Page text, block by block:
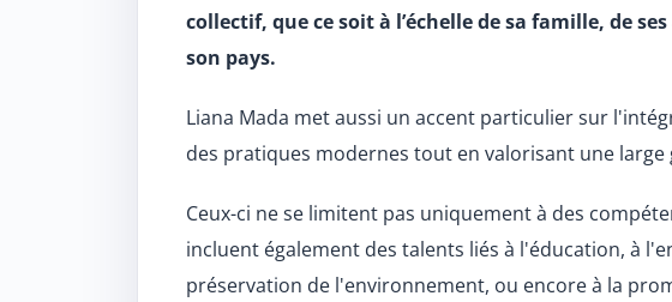
collectif, que ce soit à l’échelle de sa famille, de
son pays.
Liana Mada met aussi un accent particulier sur
des pratiques modernes tout en valorisant une large
Ceux-ci ne se limitent pas uniquement à des
incluent également des talents liés à l'éducation, à
préservation de l'environnement, ou encore à la